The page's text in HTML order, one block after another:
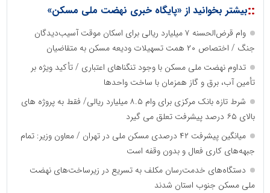
::بیشتر بخوانید از «پایگاه خبری نهضت ملی مسکن»
وام قرض‌الحسنه ۷ میلیارد ریالی برای اسکان موقت آسیب‌دیدگان
جنگ / اختصاص ۲۰ همت تسهیلات ودیعه مسکن به متقاضیان
تداوم نهضت ملی مسکن با وجود تنگناهای اعتباری / تأکید ویژه بر
تأمین آب، برق و گاز همزمان با ساخت واحدها
شرط تازه بانک مرکزی برای وام ۸.۵ میلیارد ریالی/ فقط به پروژه های
بالای ۶۵ درصد پیشرفت تعلق می گیرد
میانگین پیشرفت ۴۲ درصدی مسکن ملی در تهران / معاون وزیر: تمام
جبهه‌های کاری فعال و بدون وقفه است
دستگاه‌های خدمت‌رسان مکلف به تسریع در زیرساخت‌های نهضت
ملی مسکن جنوب استان شدند